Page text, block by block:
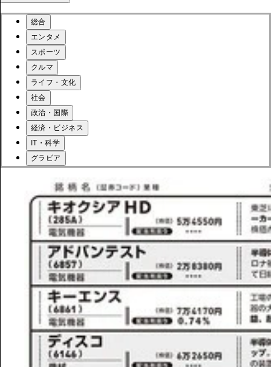
総合
エンタメ
スポーツ
クルマ
ライフ・文化
社会
政治・国際
経済・ビジネス
IT・科学
グラビア